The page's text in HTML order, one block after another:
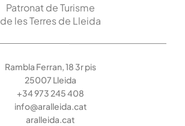
Patronat de Turisme
de les Terres de Lleida
Rambla Ferran, 18 3r pis
25007 Lleida
+34 973 245 408
info@aralleida.cat
aralleida.cat